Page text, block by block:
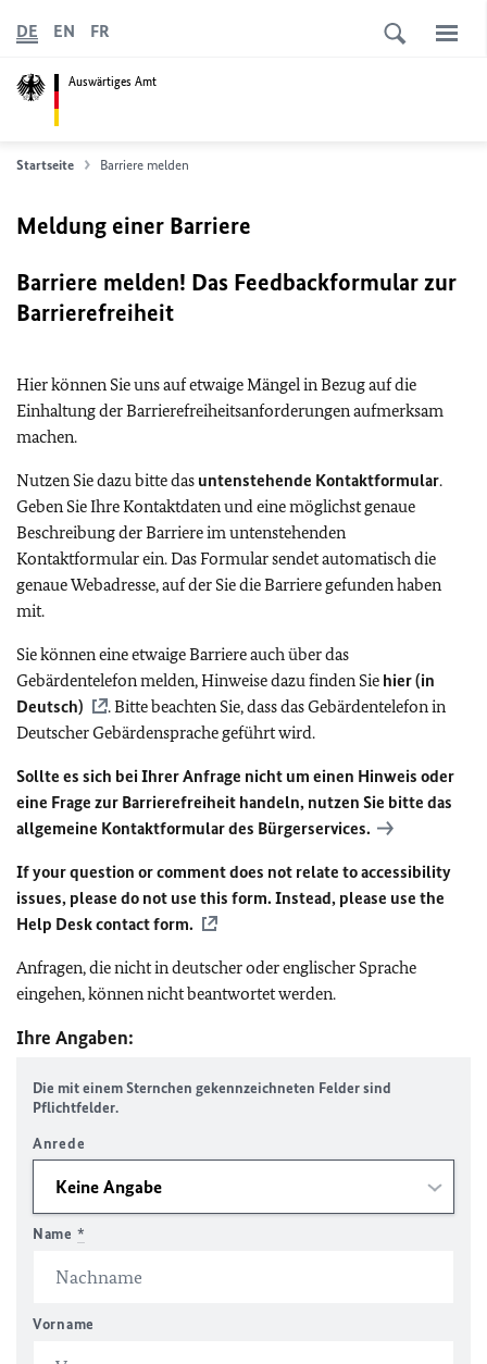
Auswärtiges Amt
DE EN FR
Startseite Barriere melden
Meldung einer Barriere
Barriere melden! Das Feedbackformular zur
Barrierefreiheit
Hier können Sie uns auf etwaige Mängel in Bezug auf die
Einhaltung der Barrierefreiheitsanforderungen aufmerksam
machen.
Nutzen Sie dazu bitte das untenstehende Kontaktformular.
Geben Sie Ihre Kontaktdaten und eine möglichst genaue
Beschreibung der Barriere im untenstehenden
Kontaktformular ein. Das Formular sendet automatisch die
genaue Webadresse, auf der Sie die Barriere gefunden haben
mit.
Sie können eine etwaige Barriere auch über das
Gebärdentelefon melden, Hinweise dazu finden Sie hier (in
Deutsch)
. Bitte beachten Sie, dass das Gebärdentelefon in
Deutscher Gebärdensprache geführt wird.
Sollte es sich bei Ihrer Anfrage nicht um einen Hinweis oder
eine Frage zur Barrierefreiheit handeln, nutzen Sie bitte das
allgemeine Kontaktformular des Bürgerservices.
If your question or comment does not relate to accessibility
issues, please do not use this form. Instead, please use the
Help Desk contact form.
Anfragen, die nicht in deutscher oder englischer Sprache
eingehen, können nicht beantwortet werden.
Ihre Angaben:
Die mit einem Sternchen gekennzeichneten Felder sind
Pflichtfelder.
Anrede
Name *
Vorname